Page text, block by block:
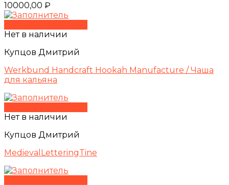
10000,00 ₽
Нет в наличии
Купцов Дмитрий
Werkbund Handcraft Hookah Manufacture / Чаша
для кальяна
Нет в наличии
Купцов Дмитрий
MedievalLetteringTine